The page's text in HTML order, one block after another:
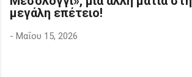
μεγάλη επέτειο!
- Μαΐου 15, 2026